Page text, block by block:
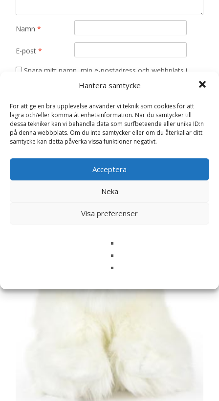
Hantera samtycke
För att ge en bra upplevelse använder vi teknik som cookies för att
lagra och/eller komma åt enhetsinformation. När du samtycker till
dessa tekniker kan vi behandla data som surfbeteende eller unika ID:n
på denna webbplats. Om du inte samtycker eller om du återkallar ditt
samtycke kan detta påverka vissa funktioner negativt.
Acceptera
Neka
Visa preferenser
Namn *
E-post *
Spara mitt namn, min e-postadress och webbplats i
denna webbläsare till nästa gång jag skriver en
Relaterade produkter